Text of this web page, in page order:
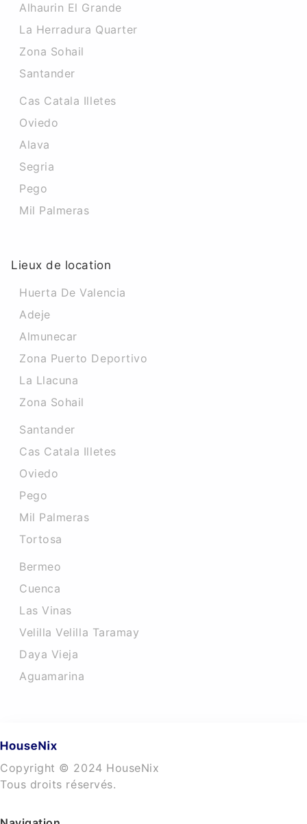
Alhaurin El Grande
La Herradura Quarter
Zona Sohail
Santander
Cas Catala Illetes
Oviedo
Alava
Segria
Pego
Mil Palmeras
Lieux de location
Huerta De Valencia
Adeje
Almunecar
Zona Puerto Deportivo
La Llacuna
Zona Sohail
Santander
Cas Catala Illetes
Oviedo
Pego
Mil Palmeras
Tortosa
Bermeo
Cuenca
Las Vinas
Velilla Velilla Taramay
Daya Vieja
Aguamarina
Copyright © 2024 HouseNix
Tous droits réservés.